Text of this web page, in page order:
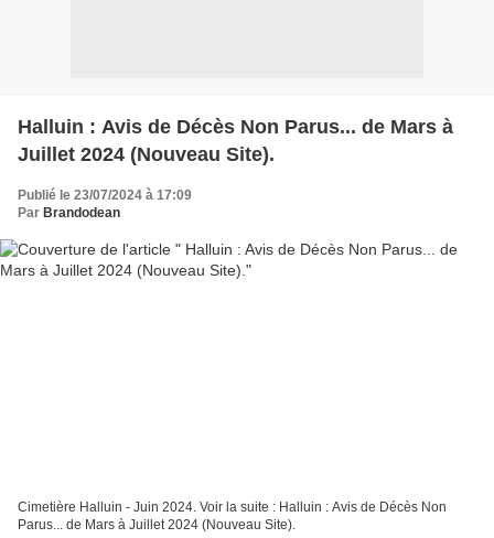
Halluin : Avis de Décès Non Parus... de Mars à
Juillet 2024 (Nouveau Site).
Publié le 23/07/2024 à 17:09
Par Brandodean
Cimetière Halluin - Juin 2024. Voir la suite : Halluin : Avis de Décès Non
Parus... de Mars à Juillet 2024 (Nouveau Site).